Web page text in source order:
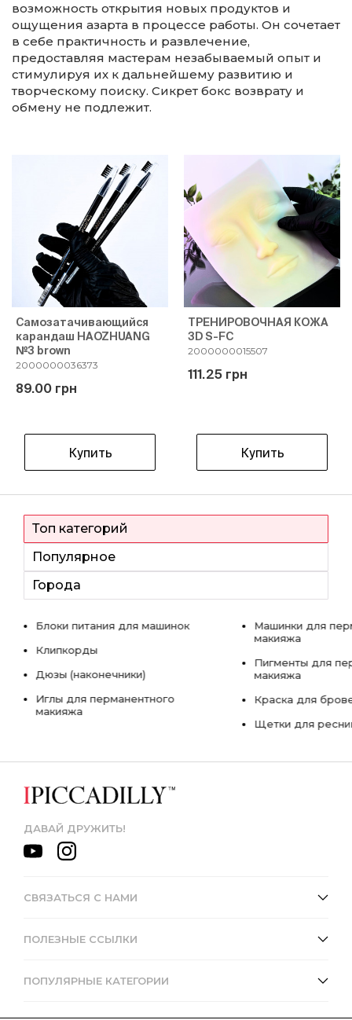
возможность открытия новых продуктов и
ощущения азарта в процессе работы. Он сочетает
в себе практичность и развлечение,
предоставляя мастерам незабываемый опыт и
стимулируя их к дальнейшему развитию и
творческому поиску. Сикрет бокс возврату и
обмену не подлежит.
Самозатачивающийся
карандаш HAOZHUANG
№3 brown
2000000036373
89.00 грн
Купить
ТРЕНИРОВОЧНАЯ КОЖА
3D S-FC
2000000015507
111.25 грн
Купить
Топ категорий
Популярное
Города
Блоки питания для машинок
Клипкорды
Дюзы (наконечники)
Иглы для перманентного
макияжа
Машинки для
макияжа
Пигменты для
макияжа
Краска для
Щетки для
ДАВАЙ ДРУЖИТЬ!
СВЯЗАТЬСЯ С НАМИ
ПОЛЕЗНЫЕ ССЫЛКИ
ПОПУЛЯРНЫЕ КАТЕГОРИИ